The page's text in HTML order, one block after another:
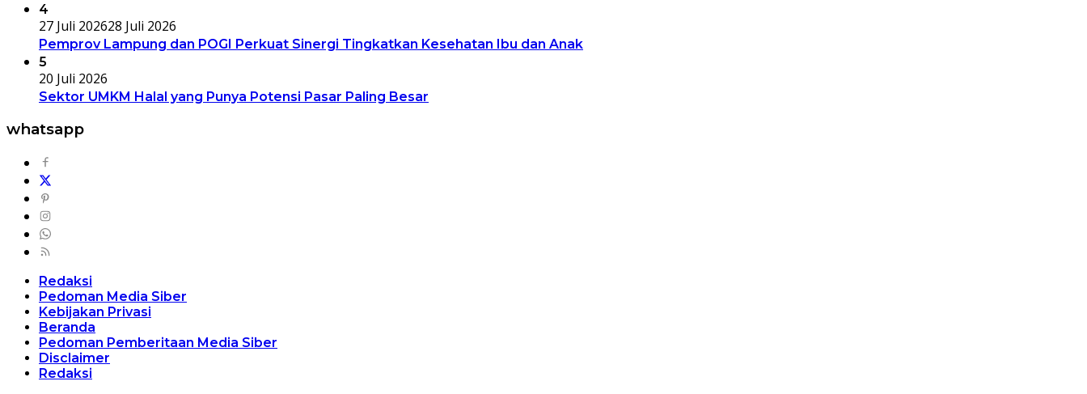
4
27 Juli 202628 Juli 2026
Pemprov Lampung dan POGI Perkuat Sinergi Tingkatkan Kesehatan Ibu dan Anak
5
20 Juli 2026
Sektor UMKM Halal yang Punya Potensi Pasar Paling Besar
whatsapp
Redaksi
Pedoman Media Siber
Kebijakan Privasi
Beranda
Pedoman Pemberitaan Media Siber
Disclaimer
Redaksi